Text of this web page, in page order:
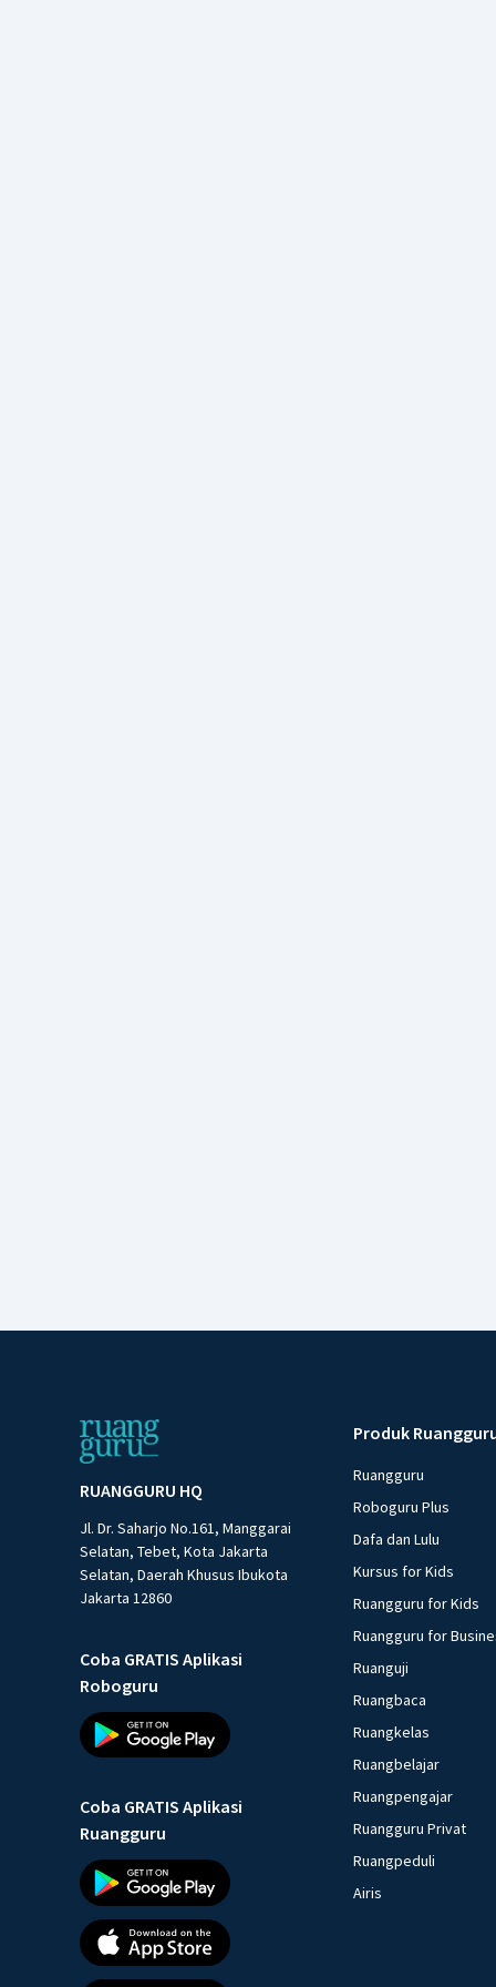
RUANGGURU HQ
Jl. Dr. Saharjo No.161, Manggarai
Selatan, Tebet, Kota Jakarta
Selatan, Daerah Khusus Ibukota
Jakarta 12860
Coba GRATIS Aplikasi
Roboguru
Coba GRATIS Aplikasi
Ruangguru
Produk
Ruangguru
Roboguru Plus
Dafa dan Lulu
Kursus for Kids
Ruangguru for Kids
Ruangguru for
Ruanguji
Ruangbaca
Ruangkelas
Ruangbelajar
Ruangpengajar
Ruangguru Privat
Ruangpeduli
Airis